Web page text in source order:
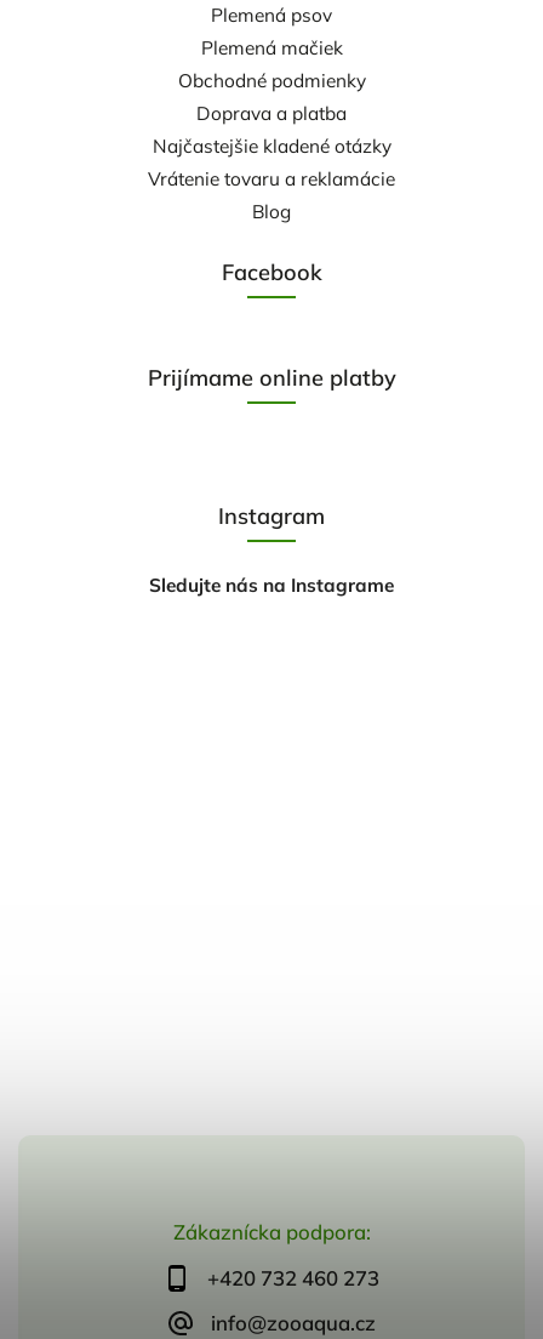
Zákaznícka podpora:
+420 732 460 273
info@zooaqua.cz
Plemená psov
Plemená mačiek
Obchodné podmienky
Doprava a platba
Najčastejšie kladené otázky
Vrátenie tovaru a reklamácie
Blog
Facebook
Prijímame online platby
Instagram
Sledujte nás na Instagrame